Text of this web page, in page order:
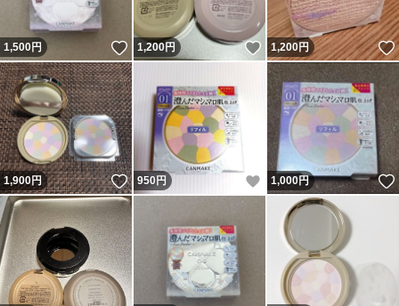
1,500円 いいね！
1,200円 いいね！
1,200円
1,900円 いいね！
950円 いいね！
1,000円